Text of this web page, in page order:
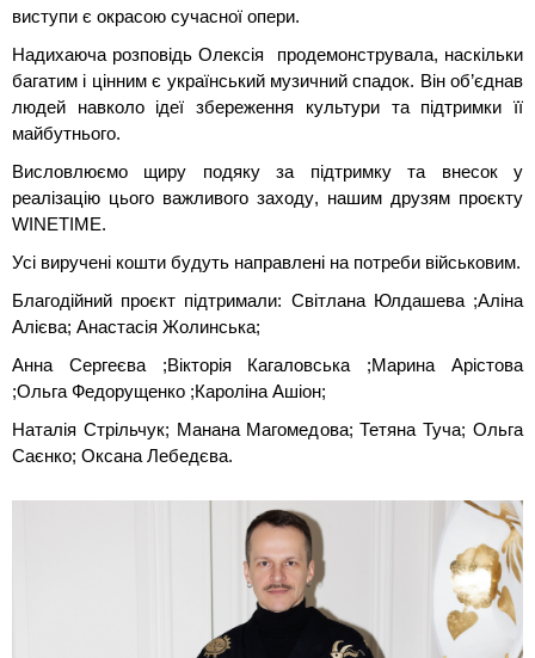
виступи є окрасою сучасної опери.
Надихаюча розповідь Олексія продемонструвала, наскільки
багатим і цінним є український музичний спадок. Він об’єднав
людей навколо ідеї збереження культури та підтримки її
майбутнього.
Висловлюємо щиру подяку за підтримку та внесок у
реалізацію цього важливого заходу, нашим друзям проєкту
WINETIME.
Усі виручені кошти будуть направлені на потреби військовим.
Благодійний проєкт підтримали: Світлана Юлдашева ;Аліна
Алієва; Анастасія Жолинська;
Анна Сергеєва ;Вікторія Кагаловська ;Марина Арістова
;Ольга Федорущенко ;Кароліна Ашіон;
Наталія Стрільчук; Манана Магомедова; Тетяна Туча; Ольга
Саєнко; Оксана Лебедєва.